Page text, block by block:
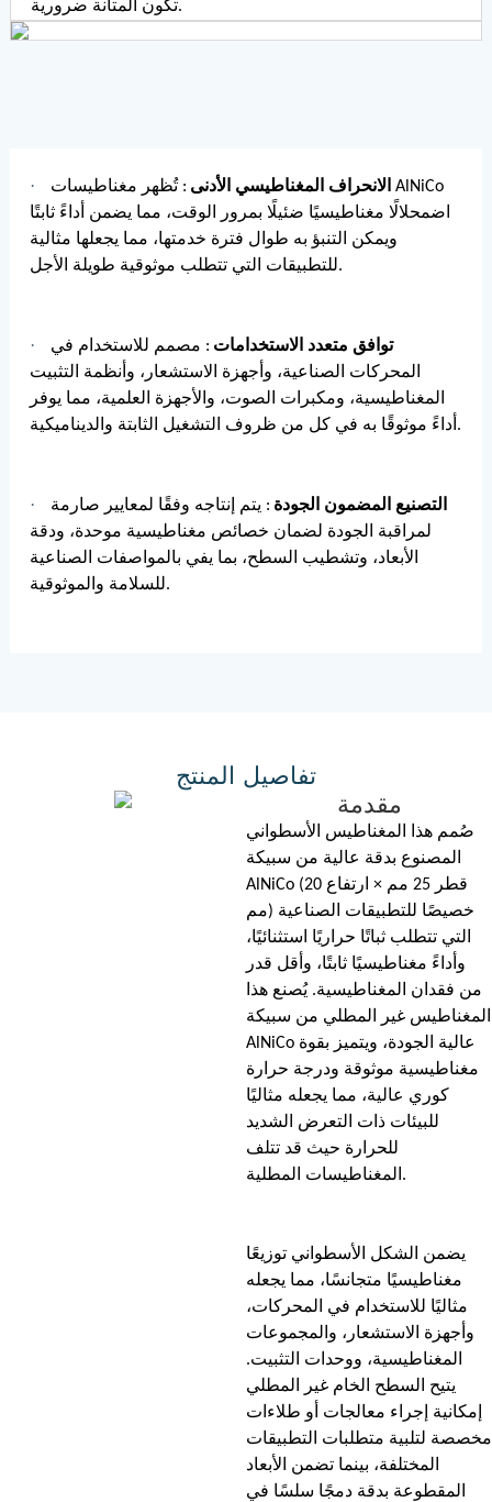
تكون المتانة ضرورية.
· الانحراف المغناطيسي الأدنى : تُظهر مغناطيسات AlNiCo
اضمحلالًا مغناطيسيًا ضئيلًا بمرور الوقت، مما يضمن أداءً ثابتًا
ويمكن التنبؤ به طوال فترة خدمتها، مما يجعلها مثالية
للتطبيقات التي تتطلب موثوقية طويلة الأجل.
· توافق متعدد الاستخدامات : مصمم للاستخدام في
المحركات الصناعية، وأجهزة الاستشعار، وأنظمة التثبيت
المغناطيسية، ومكبرات الصوت، والأجهزة العلمية، مما يوفر
أداءً موثوقًا به في كل من ظروف التشغيل الثابتة والديناميكية.
· التصنيع المضمون الجودة : يتم إنتاجه وفقًا لمعايير صارمة
لمراقبة الجودة لضمان خصائص مغناطيسية موحدة، ودقة
الأبعاد، وتشطيب السطح، بما يفي بالمواصفات الصناعية
للسلامة والموثوقية.
تفاصيل المنتج
مقدمة
صُمم هذا المغناطيس الأسطواني
المصنوع بدقة عالية من سبيكة
AlNiCo (قطر 25 مم × ارتفاع 20
مم) خصيصًا للتطبيقات الصناعية
التي تتطلب ثباتًا حراريًا استثنائيًا،
وأداءً مغناطيسيًا ثابتًا، وأقل قدر
من فقدان المغناطيسية. يُصنع هذا
المغناطيس غير المطلي من سبيكة
AlNiCo عالية الجودة، ويتميز بقوة
مغناطيسية موثوقة ودرجة حرارة
كوري عالية، مما يجعله مثاليًا
للبيئات ذات التعرض الشديد
للحرارة حيث قد تتلف
المغناطيسات المطلية.
يضمن الشكل الأسطواني توزيعًا
مغناطيسيًا متجانسًا، مما يجعله
مثاليًا للاستخدام في المحركات،
وأجهزة الاستشعار، والمجموعات
المغناطيسية، ووحدات التثبيت.
يتيح السطح الخام غير المطلي
إمكانية إجراء معالجات أو طلاءات
مخصصة لتلبية متطلبات التطبيقات
المختلفة، بينما تضمن الأبعاد
المقطوعة بدقة دمجًا سلسًا في